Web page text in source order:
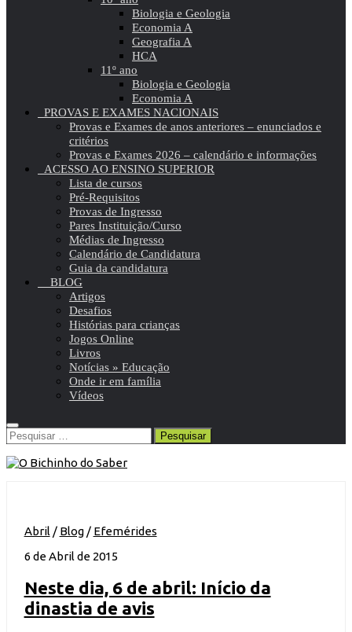
Biologia e Geologia
Economia A
Geografia A
HCA
11º ano
Biologia e Geologia
Economia A
PROVAS E EXAMES NACIONAIS
Provas e Exames de anos anteriores – enunciados e
critérios
Provas e Exames 2026 – calendário e informações
ACESSO AO ENSINO SUPERIOR
Lista de cursos
Pré-Requisitos
Provas de Ingresso
Pares Instituição/Curso
Médias de Ingresso
Calendário de Candidatura
Guia da candidatura
BLOG
Artigos
Desafios
Histórias para crianças
Jogos Online
Livros
Notícias » Educação
Onde ir em família
Vídeos
Pesquisar
por:
Abril / Blog/ Efemérides
6 de Abril de 2015
Neste dia, 6 de abril: Início da
dinastia de avis